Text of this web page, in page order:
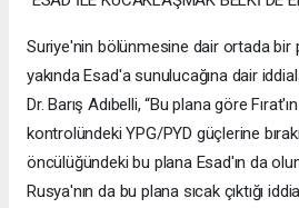
Suriye'nin bölünmesine dair ortada bir
yakında Esad'a sunulucağına dair
Dr. Barış Adıbelli, “Bu plana göre
kontrolündeki YPG/PYD güçlerine
öncülüğündeki bu plana Esad'ın da
Rusya'nın da bu plana sıcak çıktığı